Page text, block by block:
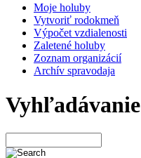
Moje holuby
Vytvoriť rodokmeň
Výpočet vzdialenosti
Zaletené holuby
Zoznam organizácií
Archív spravodaja
Vyhľadávanie